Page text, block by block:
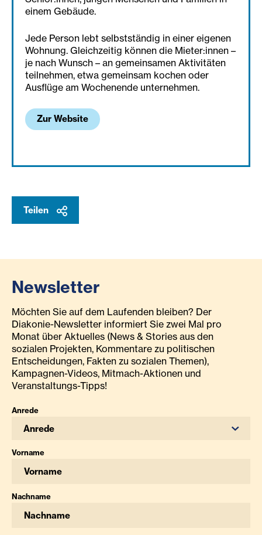
einem Gebäude.
Jede Person lebt selbstständig in einer eigenen
Wohnung. Gleichzeitig können die Mieter:innen –
je nach Wunsch – an gemeinsamen Aktivitäten
teilnehmen, etwa gemeinsam kochen oder
Ausflüge am Wochenende unternehmen.
Zur Website
Teilen
Newsletter
Möchten Sie auf dem Laufenden bleiben? Der
Diakonie-Newsletter informiert Sie zwei Mal pro
Monat über Aktuelles (News & Stories aus den
sozialen Projekten, Kommentare zu politischen
Entscheidungen, Fakten zu sozialen Themen),
Kampagnen-Videos, Mitmach-Aktionen und
Veranstaltungs-Tipps!
Anrede
Anrede
Vorname
Nachname